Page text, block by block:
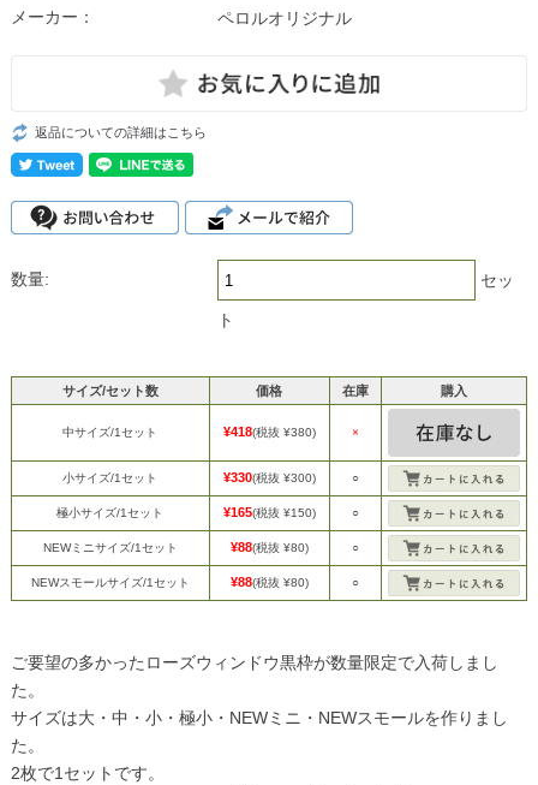
メーカー： ペロルオリジナル
返品についての詳細はこちら
数量: セッ
ト
サイズ/セット数 価格 在庫 購入
中サイズ/1セット ¥418(税抜 ¥380) ×
小サイズ/1セット ¥330(税抜 ¥300) ○
極小サイズ/1セット ¥165(税抜 ¥150) ○
NEWミニサイズ/1セット ¥88(税抜 ¥80) ○
NEWスモールサイズ/1セット ¥88(税抜 ¥80) ○
ご要望の多かったローズウィンドウ黒枠が数量限定で入荷しまし
た。
サイズは大・中・小・極小・NEWミニ・NEWスモールを作りまし
た。
2枚で1セットです。